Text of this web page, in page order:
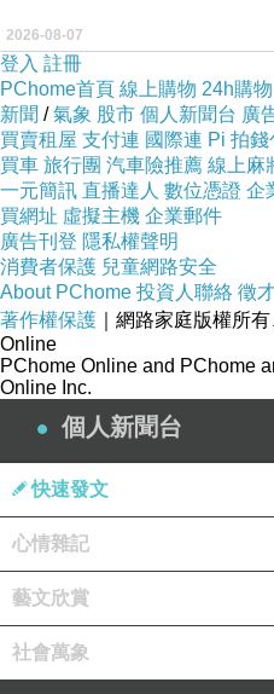
在大人物的眼裡，心情
更何況還是親情、愛情
會不會破壞了整個成功
多希望即使是大人，也
的！
你希望被利用的程度也
值！
逼瘋一個人只需要很多
如果有人是這樣的，我
我們並沒有想要這麼做
安以致於心著了魔！
愛就是愛了..有時候真的
有點自私
⊕潘文良
之谷」裡——
2026-08-07
登入 註冊
PChome首頁 線上購物 24h購物
新聞 /氣象 股市 個人新聞台 廣
買賣租屋 支付連 國際連 Pi 拍錢
買車 旅行團 汽車險推薦 線上麻
一元簡訊 直播達人 數位憑證 企
買網址 虛擬主機 企業郵件
廣告刊登 隱私權聲明
消費者保護 兒童網路安全
About PChome 投資人聯絡 徵
著作權保護 ｜網路家庭版權所
Online
PChome Online and PChome
Online Inc.
個人新聞台
快速發文
心情雜記
藝文欣賞
社會萬象